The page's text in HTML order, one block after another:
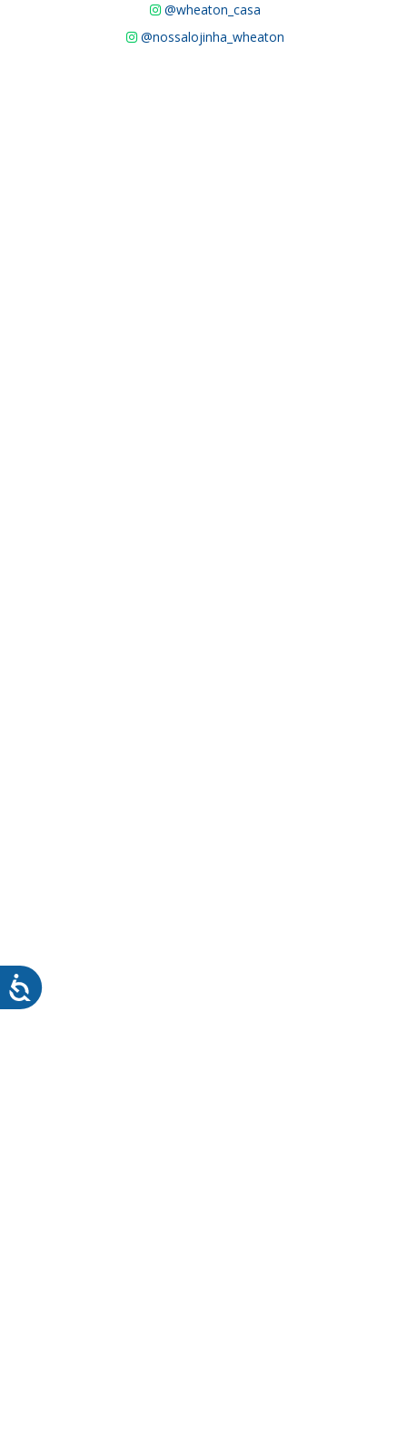
@wheaton_casa
@nossalojinha_wheaton